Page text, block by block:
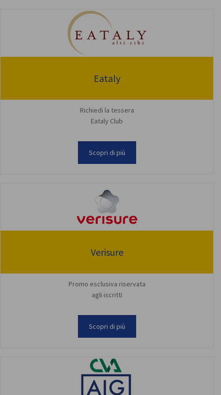
Eataly
Richiedi la tessera
Eataly Club
Scopri di più
Verisure
Promo esclusiva riservata
agli iscritti
Scopri di più